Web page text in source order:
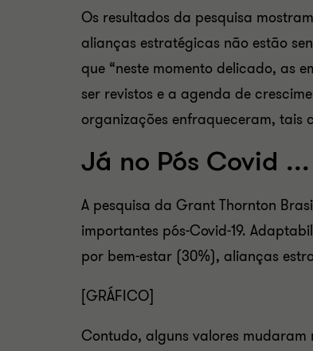
Os resultados da pesquisa
alianças estratégicas não estão
que “neste momento delicado, as
ser revistos e a agenda de
organizações enfraqueceram, tais
Já no Pós Covid ...
A pesquisa da Grant Thornton
importantes pós-Covid-19.
por bem-estar (30%), alianças
[GRÁFICO]
Contudo, alguns valores